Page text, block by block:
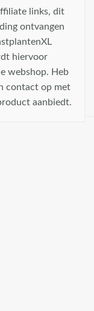
links, dit
ontvangen
hiervoor
webshop. Heb
contact op met
aanbiedt.